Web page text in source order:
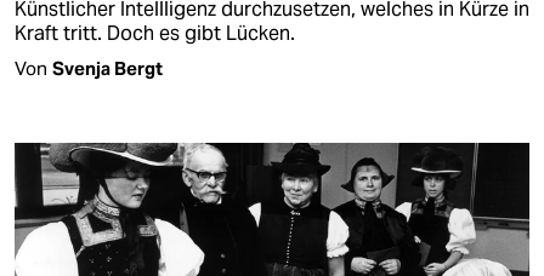
Künstlicher Intellligenz durchzusetzen, welches in Kürze in
Kraft tritt. Doch es gibt Lücken.
Von Svenja Bergt